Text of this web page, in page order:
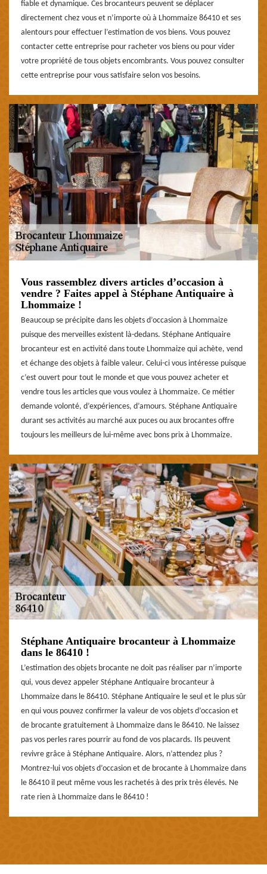
fiable et dynamique. Ces brocanteurs peuvent se déplacer
directement chez vous et n’importe où à Lhommaize 86410 et ses
alentours pour effectuer l’estimation de vos biens. Vous pouvez
contacter cette entreprise pour racheter vos biens ou pour vider
votre propriété de tous objets encombrants. Vous pouvez consulter
cette entreprise pour vous satisfaire selon vos besoins.
Vous rassemblez divers articles d’occasion à
vendre ? Faites appel à Stéphane Antiquaire à
Lhommaize !
Beaucoup se précipite dans les objets d’occasion à Lhommaize
puisque des merveilles existent là-dedans. Stéphane Antiquaire
brocanteur est en activité dans toute Lhommaize qui achète, vend
et échange des objets à faible valeur. Celui-ci vous intéresse puisque
c’est ouvert pour tout le monde et que vous pouvez acheter et
vendre tous les articles que vous voulez à Lhommaize. Ce métier
demande volonté, d’expériences, d’amours. Stéphane Antiquaire
durant ses activités au marché aux puces ou aux brocantes offre
toujours les meilleurs de lui-même avec bons prix à Lhommaize.
Stéphane Antiquaire brocanteur à Lhommaize
dans le 86410 !
L’estimation des objets brocante ne doit pas réaliser par n’importe
qui, vous devez appeler Stéphane Antiquaire brocanteur à
Lhommaize dans le 86410. Stéphane Antiquaire le seul et le plus sûr
en qui vous pouvez confirmer la valeur de vos objets d’occasion et
de brocante gratuitement à Lhommaize dans le 86410. Ne laissez
pas vos perles rares pourrir au fond de vos placards. Ils peuvent
revivre grâce à Stéphane Antiquaire. Alors, n’attendez plus ?
Montrez-lui vos objets d’occasion et de brocante à Lhommaize dans
le 86410 il peut même vous les rachetés à des prix très élevés. Ne
rate rien à Lhommaize dans le 86410 !